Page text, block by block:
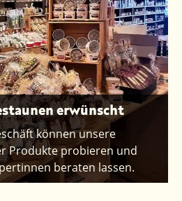
erwünscht
können unsere
Produkte probieren und
beraten lassen.